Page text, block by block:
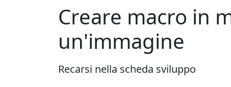
Creare macro in
un'immagine
Recarsi nella scheda sviluppo